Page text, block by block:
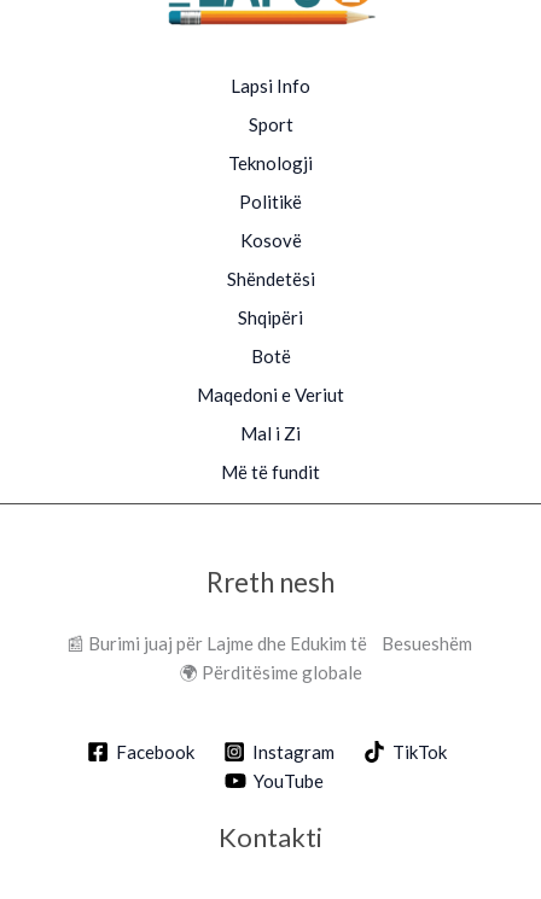
Lapsi Info
Sport
Teknologji
Politikë
Kosovë
Shëndetësi
Shqipëri
Botë
Maqedoni e Veriut
Mal i Zi
Më të fundit
Rreth nesh
📰 Burimi juaj për Lajme dhe Edukim të Besueshëm
🌍 Përditësime globale
Facebook Instagram
TikTok
YouTube
Kontakti